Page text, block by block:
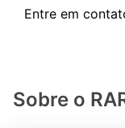
Sobre o